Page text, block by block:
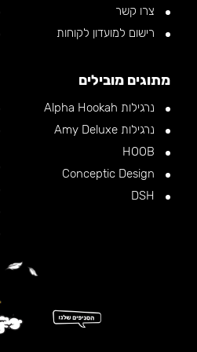
צרו קשר
רישום למועדון לקוחות
מתוגים מובילים
נרגילות Alpha Hookah
נרגילות Amy Deluxe